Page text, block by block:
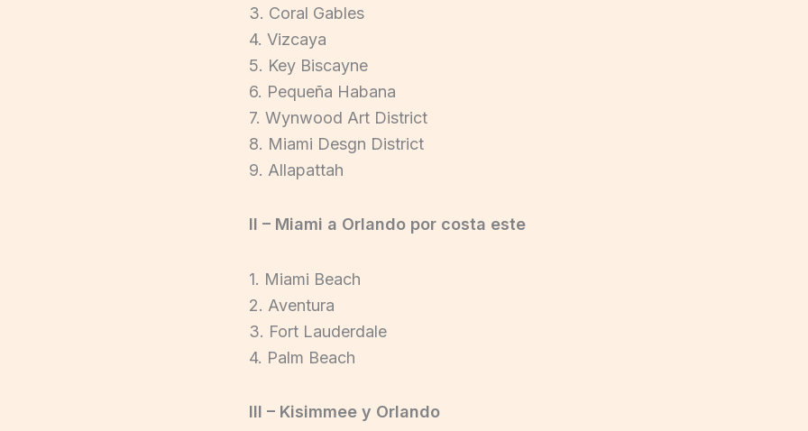
3. Coral Gables
4. Vizcaya
5. Key Biscayne
6. Pequeña Habana
7. Wynwood Art District
8. Miami Desgn District
9. Allapattah
II – Miami a Orlando por costa este
1. Miami Beach
2. Aventura
3. Fort Lauderdale
4. Palm Beach
III – Kisimmee y Orlando